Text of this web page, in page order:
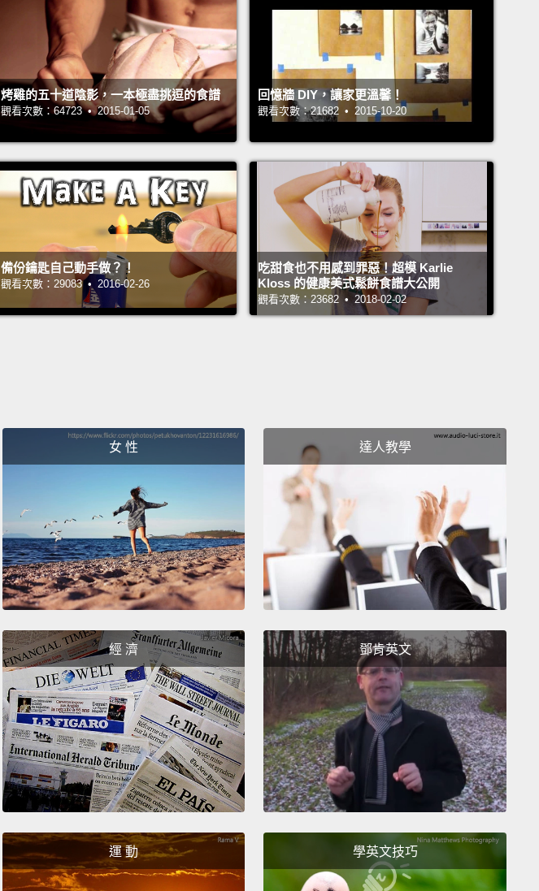
the way through.
When they're done, take them out, and
leave them to cool.
如果你是超級 Danepak 培根迷，你可以用雙倍培根，然後把
兩片肉捲在一起。這些可以重覆蓋上的包裝讓你不需要用保鮮
膜，還能保持食物美味新鮮。當你擺滿烤盤時，把它們放進烤
箱烤。我用溫度兩百度來把我的培根烤上二十五分鐘。一定要
確保它們表皮酥脆而裡面熟透。烤好時，把培根拿出來，然後
放涼。
Next, we need to take a skewer. And I'm using spinach as
Take your bacon rosebud and stick it on top—
there we have our finished bacon rose! You can make a
whole load of them—I recommend twelve—and place
接下來，我們需要拿一根串肉籤。我用菠菜當作葉片。拿起你
的培根花蕾然後把它插在上面－－培根玫瑰就做好啦!你可以做
一堆培根玫瑰－－我建議做十二朵－－然後把它們裝進花瓶
裡。它們看起來很美、它們吃起來美味極了，而且它們很適合
派對!滿酷的，對吧？如果你喜歡的話，你可以將培根玫瑰擺盤
然後當作早餐。
can click on the links to see their new videos. Have fun,
stay safe, and as always, thanks for watching!
更多培根樂趣，請上培根迷俱樂部網站。你可以點選連結來看
他們的新影片。玩得開心、注意安全，然後老樣子，謝謝收看!
烤雞的五十道陰影，一本極盡挑逗的食譜
觀看次數：64723 • 2015-01-05
回憶牆 DIY，讓家更溫馨！
觀看次數：21682 • 2015-10-20
備份鑰匙自己動手做？！
觀看次數：29083 • 2016-02-26
吃甜食也不用感到罪惡！超模 Karlie
Kloss 的健康美式鬆餅食譜大公開
觀看次數：23682 • 2018-02-02
女 性 達人教學
經 濟 鄧肯英文
運 動 學英文技巧